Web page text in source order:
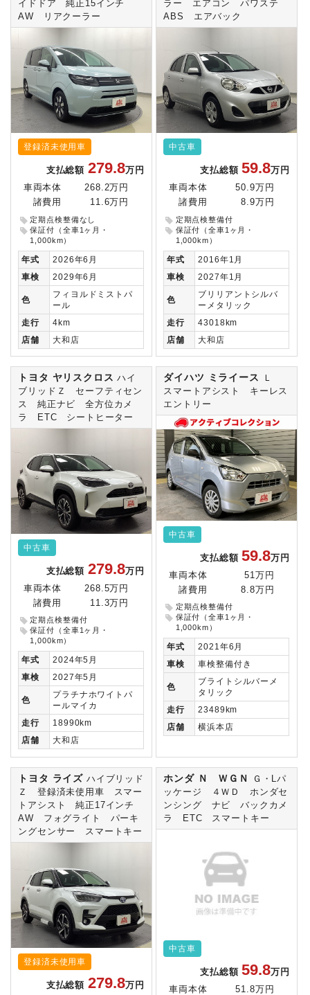
イドドア 純正15インチ
AW リアクーラー
登録済未使用車
支払総額 279.8万円
車両本体
268.2万円
諸費用
11.6万円
定期点検整備なし
保証付（全車1ヶ月・
1,000km）
年式
2026年6月
車検
2029年6月
色
フィヨルドミストパ
ール
走行
4km
店舗
大和店
ラー エアコン パワステ
ABS エアバック
中古車
支払総額59.8万円
車両本体
50.9万円
諸費用
8.9万円
定期点検整備付
保証付（全車1ヶ月・
1,000km）
年式
2016年1月
車検
2027年1月
色
ブリリアントシルバ
ーメタリック
走行
43018km
店舗
大和店
トヨタ ヤリスクロスハイ
ブリッドＺ セーフティセン
ス 純正ナビ 全方位カメ
ラ ETC シートヒーター
中古車
支払総額 279.8万円
車両本体
268.5万円
諸費用
11.3万円
定期点検整備付
保証付（全車1ヶ月・
1,000km）
年式
2024年5月
車検
2027年5月
色
プラチナホワイトパ
ールマイカ
走行
18990km
店舗
大和店
ダイハツ ミライース
Ｌ
スマートアシスト キーレス
エントリー
中古車
支払総額59.8万円
車両本体
51万円
諸費用
8.8万円
定期点検整備付
保証付（全車1ヶ月・
1,000km）
年式
2021年6月
車検
車検整備付き
色
ブライトシルバーメ
タリック
走行
23489km
店舗
横浜本店
トヨタ ライズ ハイブリッド
Ｚ 登録済未使用車 スマー
トアシスト 純正17インチ
AW フォグライト パーキ
ングセンサー スマートキー
登録済未使用車
支払総額 279.8万円
ホンダ Ｎ ＷＧＮ
Ｇ・Lパ
ッケージ ４ＷＤ ホンダセ
ンシング ナビ バックカメ
ラ ETC スマートキー
中古車
支払総額59.8万円
車両本体
51.8万円